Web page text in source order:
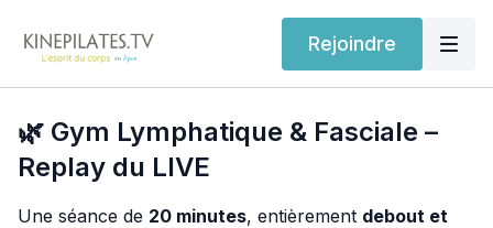
Rejoindre
🌿 Gym Lymphatique & Fasciale –
Replay du LIVE
Une séance de 20 minutes, entièrement debout et